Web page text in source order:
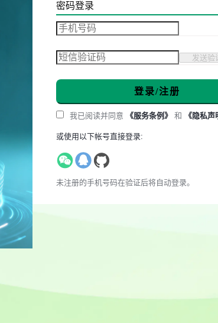
密码登录
发送验
登录/注册
我已阅读并同意 《服务条例》 和 《隐私声
或使用以下帐号直接登录:
未注册的手机号码在验证后将自动登录。